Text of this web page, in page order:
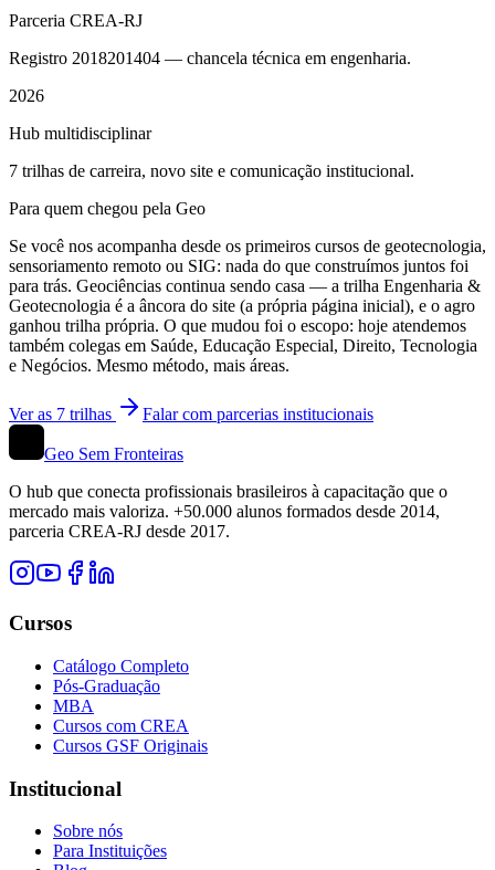
Parceria CREA-RJ
Registro 2018201404 — chancela técnica em engenharia.
2026
Hub multidisciplinar
7 trilhas de carreira, novo site e comunicação institucional.
Para quem chegou pela Geo
Se você nos acompanha desde os primeiros cursos de geotecnologia,
sensoriamento remoto ou SIG: nada do que construímos juntos foi
para trás. Geociências continua sendo casa — a trilha Engenharia &
Geotecnologia é a âncora do site (a própria página inicial), e o agro
ganhou trilha própria. O que mudou foi o escopo: hoje atendemos
também colegas em Saúde, Educação Especial, Direito, Tecnologia
e Negócios. Mesmo método, mais áreas.
Ver as 7 trilhas Falar com parcerias institucionais
Geo Sem Fronteiras
O hub que conecta profissionais brasileiros à capacitação que o
mercado mais valoriza. +50.000 alunos formados desde 2014,
parceria CREA-RJ desde 2017.
Cursos
Catálogo Completo
Pós-Graduação
MBA
Cursos com CREA
Cursos GSF Originais
Institucional
Sobre nós
Para Instituições